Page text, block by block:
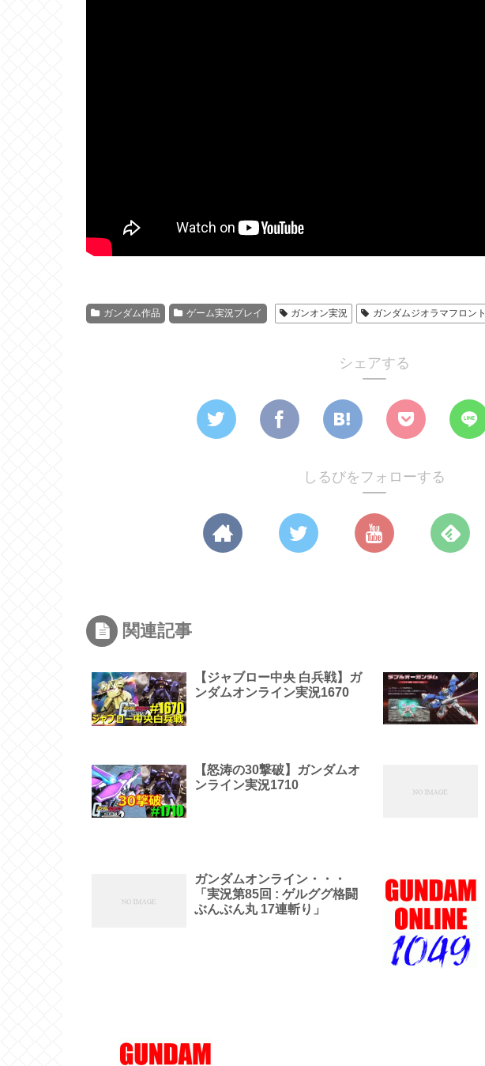
ガンダム作品 ゲーム実況プレイ ガンオン実況 ガンダムジオラマフロント
シェアする
しるびをフォローする
関連記事
【ジャブロー中央 白兵戦】ガ
ンダムオンライン実況1670
【怒涛の30撃破】ガンダムオ
ンライン実況1710
ガンダムオンライン・・・
「実況第85回 : ゲルググ格闘
ぶんぶん丸 17連斬り」